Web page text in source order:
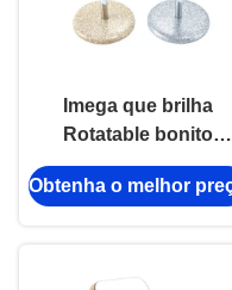
Imega que brilha
Rotatable bonito
cosmético frente e
verso do espelho da
Obtenha o melhor